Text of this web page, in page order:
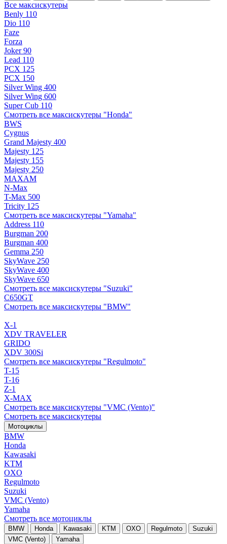
Все максискутеры
Benly 110
Dio 110
Faze
Forza
Joker 90
Lead 110
PCX 125
PCX 150
Silver Wing 400
Silver Wing 600
Super Cub 110
Смотреть все максискутеры "Honda"
BWS
Cygnus
Grand Majesty 400
Majesty 125
Majesty 155
Majesty 250
MAXAM
N-Max
T-Max 500
Tricity 125
Смотреть все максискутеры "Yamaha"
Address 110
Burgman 200
Burgman 400
Gemma 250
SkyWave 250
SkyWave 400
SkyWave 650
Смотреть все максискутеры "Suzuki"
C650GT
Смотреть все максискутеры "BMW"
X-1
XDV TRAVELER
GRIDO
XDV 300Si
Смотреть все максискутеры "Regulmoto"
T-15
T-16
Z-1
X-MAX
Смотреть все максискутеры "VMC (Vento)"
Смотреть все максискутеры
Мотоциклы
BMW
Honda
Kawasaki
KTM
OXO
Regulmoto
Suzuki
VMC (Vento)
Yamaha
Смотреть все мотоциклы
BMW Honda Kawasaki KTM OXO Regulmoto
Suzuki
VMC (Vento)
Yamaha